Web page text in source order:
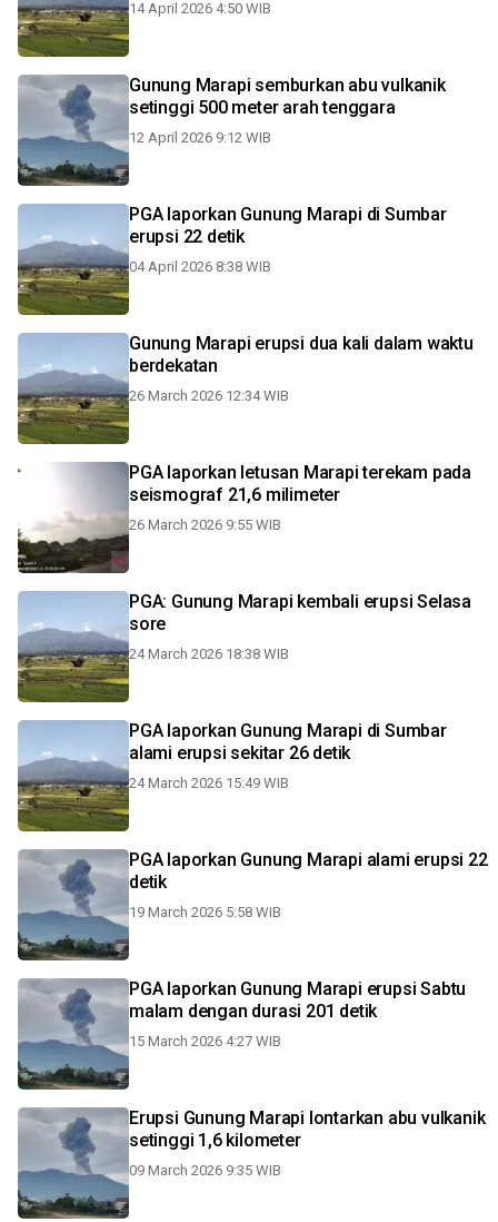
14 April 2026 4:50 WIB
Gunung Marapi semburkan abu vulkanik
setinggi 500 meter arah tenggara
12 April 2026 9:12 WIB
PGA laporkan Gunung Marapi di Sumbar
erupsi 22 detik
04 April 2026 8:38 WIB
Gunung Marapi erupsi dua kali dalam waktu
berdekatan
26 March 2026 12:34 WIB
PGA laporkan letusan Marapi terekam pada
seismograf 21,6 milimeter
26 March 2026 9:55 WIB
PGA: Gunung Marapi kembali erupsi Selasa
sore
24 March 2026 18:38 WIB
PGA laporkan Gunung Marapi di Sumbar
alami erupsi sekitar 26 detik
24 March 2026 15:49 WIB
PGA laporkan Gunung Marapi alami erupsi 22
detik
19 March 2026 5:58 WIB
PGA laporkan Gunung Marapi erupsi Sabtu
malam dengan durasi 201 detik
15 March 2026 4:27 WIB
Erupsi Gunung Marapi lontarkan abu vulkanik
setinggi 1,6 kilometer
09 March 2026 9:35 WIB